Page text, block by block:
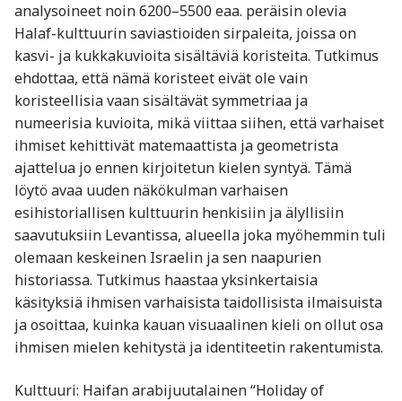
analysoineet noin 6200–5500 eaa. peräisin olevia
Halaf-kulttuurin saviastioiden sirpaleita, joissa on
kasvi- ja kukkakuvioita sisältäviä koristeita. Tutkimus
ehdottaa, että nämä koristeet eivät ole vain
koristeellisia vaan sisältävät symmetriaa ja
numeerisia kuvioita, mikä viittaa siihen, että varhaiset
ihmiset kehittivät matemaattista ja geometrista
ajattelua jo ennen kirjoitetun kielen syntyä. Tämä
löytö avaa uuden näkökulman varhaisen
esihistoriallisen kulttuurin henkisiin ja älyllisiin
saavutuksiin Levantissa, alueella joka myöhemmin tuli
olemaan keskeinen Israelin ja sen naapurien
historiassa. Tutkimus haastaa yksinkertaisia
käsityksiä ihmisen varhaisista taidollisista ilmaisuista
ja osoittaa, kuinka kauan visuaalinen kieli on ollut osa
ihmisen mielen kehitystä ja identiteetin rakentumista.
Kulttuuri: Haifan arabijuutalainen “Holiday of